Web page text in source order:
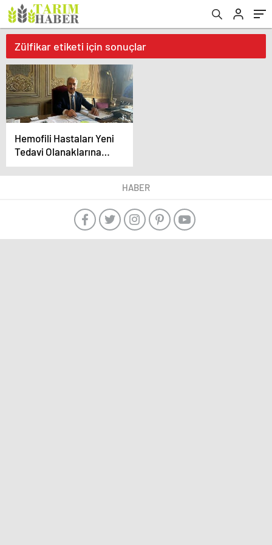
Zülfikar etiketi için sonuçlar
Hemofili Hastaları Yeni
Tedavi Olanaklarına
Kavuşmayı Bekliyor
HABER